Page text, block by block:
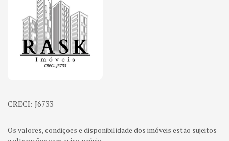
CRECI: J6733
Os valores, condições e disponibilidade dos imóveis estão sujeitos